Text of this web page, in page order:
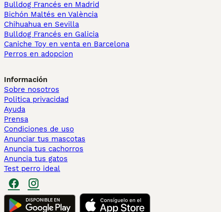
Bulldog Francés en Madrid
Bichón Maltés en València
Chihuahua en Sevilla
Bulldog Francés en Galicia
Caniche Toy en venta en Barcelona
Perros en adopcion
Información
Sobre nosotros
Politica privacidad
Ayuda
Prensa
Condiciones de uso
Anunciar tus mascotas
Anuncia tus cachorros
Anuncia tus gatos
Test perro ideal